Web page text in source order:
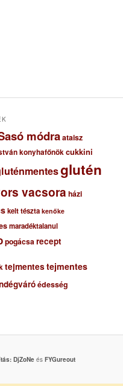
módraataisz
konyhafőnökcukkini
glutén
vacsora házi
kelt tészta kenőke
maradéktalanul
pogácsa recept
tejmentestejmentes
édesség
DjZoNeés FYGureout